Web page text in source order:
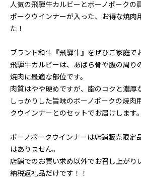
人気の飛騨牛カルビーとボーノポークの
ポークウインナーが入った、お得な焼肉
た！
ブランド和牛『飛騨牛』をぜひご家庭で
飛騨牛カルビーは、あばら骨や腹の周り
焼肉に最適な部位です。
肉質はやや硬めですが、脂のコクと濃厚
しっかりした旨味のボーノポークの焼肉
クウインナーとのセットでお届けします。
ボーノポークウインナーは店舗販売限定
はありません。
店舗でのお買い求め以外でお召し上がり
納税返礼品だけです！！